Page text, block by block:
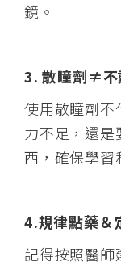
鏡。
3. 散瞳劑≠不
使用散瞳劑不
力不足，還
西，確保學習
4.規律點藥＆
記得按照醫